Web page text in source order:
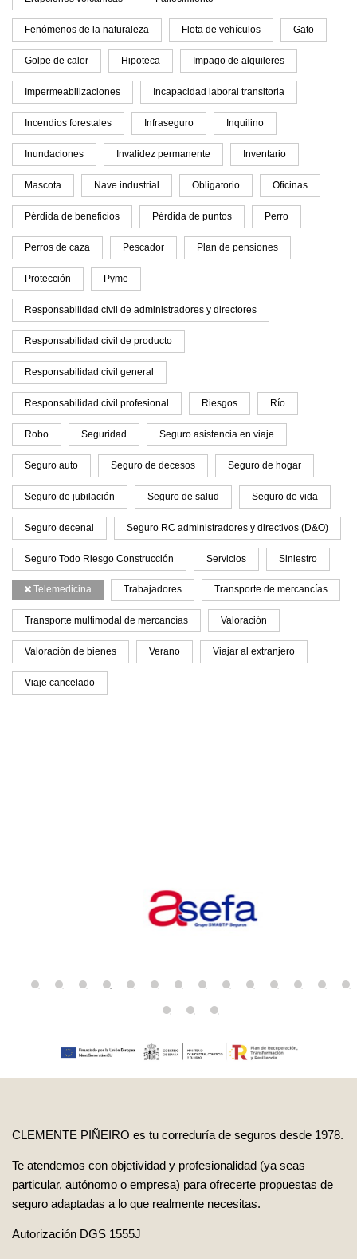
Fenómenos de la naturaleza Flota de vehículos Gato
Golpe de calor Hipoteca Impago de alquileres
Impermeabilizaciones Incapacidad laboral transitoria
Incendios forestales Infraseguro Inquilino
Inundaciones Invalidez permanente Inventario
Mascota Nave industrial Obligatorio Oficinas
Pérdida de beneficios Pérdida de puntos Perro
Perros de caza Pescador Plan de pensiones
Protección Pyme
Responsabilidad civil de administradores y directores
Responsabilidad civil de producto
Responsabilidad civil general
Responsabilidad civil profesional Riesgos Río
Robo Seguridad Seguro asistencia en viaje
Seguro auto Seguro de decesos Seguro de hogar
Seguro de jubilación Seguro de salud Seguro de vida
Seguro decenal Seguro RC administradores y directivos (D&O)
Seguro Todo Riesgo Construcción Servicios Siniestro
Telemedicina Trabajadores Transporte de mercancías
Transporte multimodal de mercancías Valoración
Valoración de bienes Verano Viajar al extranjero
Viaje cancelado
CLEMENTE PIÑEIRO es tu correduría de seguros desde 1978.
Te atendemos con objetividad y profesionalidad (ya seas
particular, autónomo o empresa) para ofrecerte propuestas de
seguro adaptadas a lo que realmente necesitas.
Autorización DGS 1555J